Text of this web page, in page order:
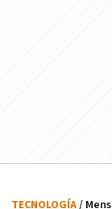
TECNOLOGÍA/